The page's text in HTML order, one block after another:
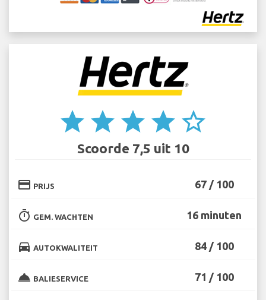
star star star star star_border
Scoorde 7,5 uit 10
credit_card PRIJS 67 / 100
timer GEM. WACHTEN 16 minuten
directions_car AUTOKWALITEIT 84 / 100
room_service BALIESERVICE 71 / 100